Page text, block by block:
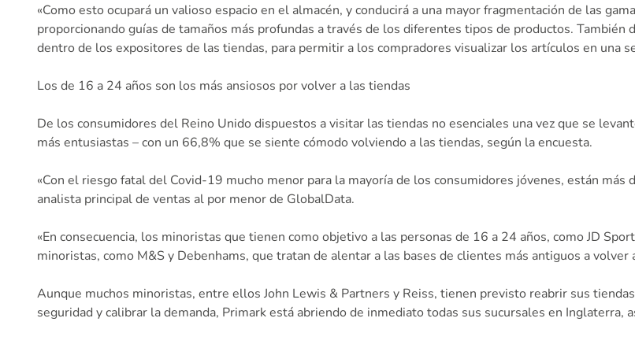
«Como esto ocupará un valioso espacio en el almacén, y conducirá a una mayor fragmentación de las
proporcionando guías de tamaños más profundas a través de los diferentes tipos de productos.
dentro de los expositores de las tiendas, para permitir a los compradores visualizar los artículos en una
Los de 16 a 24 años son los más ansiosos por volver a las tiendas
De los consumidores del Reino Unido dispuestos a visitar las tiendas no esenciales una vez que se
más entusiastas – con un 66,8% que se siente cómodo volviendo a las tiendas, según la encuesta.
«Con el riesgo fatal del Covid-19 mucho menor para la mayoría de los consumidores jóvenes, están
analista principal de ventas al por menor de GlobalData.
«En consecuencia, los minoristas que tienen como objetivo a las personas de 16 a 24 años, como JD
minoristas, como M&S y Debenhams, que tratan de alentar a las bases de clientes más antiguos a volver
Aunque muchos minoristas, entre ellos John Lewis & Partners y Reiss, tienen previsto reabrir sus
seguridad y calibrar la demanda, Primark está abriendo de inmediato todas sus sucursales en